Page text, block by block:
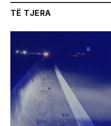
TË TJERA